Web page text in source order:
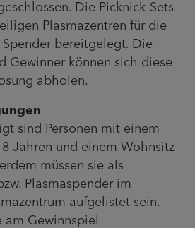
Die Picknick-Sets
Plasmazentren für die
Spender bereitgelegt. Die
Gewinner können sich diese
abholen.
sind Personen mit einem
Jahren und einem Wohnsitz
müssen sie als
Plasmaspender im
aufgelistet sein.
am Gewinnspiel